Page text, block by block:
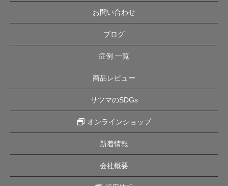
お問い合わせ
ブログ
症例 一覧
商品レビュー
サツマのSDGs
オンラインショップ
新着情報
会社概要